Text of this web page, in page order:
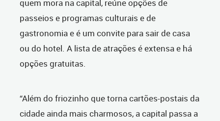
quem mora na capital, reúne opções de
passeios e programas culturais e de
gastronomia e é um convite para sair de casa
ou do hotel. A lista de atrações é extensa e há
opções gratuitas.
“Além do friozinho que torna cartões-postais da
cidade ainda mais charmosos, a capital passa a